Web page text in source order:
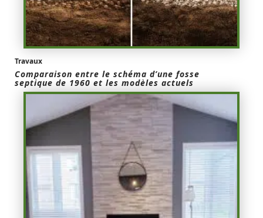
Travaux
Comparaison entre le schéma d’une fosse
septique de 1960 et les modèles actuels